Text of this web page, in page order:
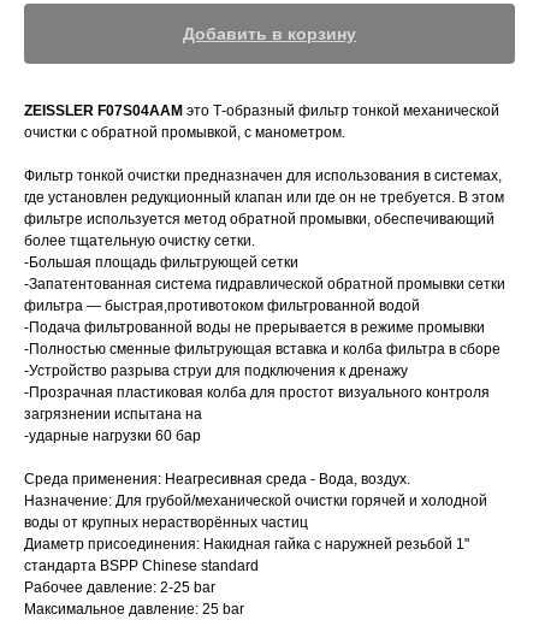
Добавить в корзину
ZEISSLER F07S04AAM это Т-образный фильтр тонкой механической
очистки с обратной промывкой, с манометром.
Фильтр тонкой очистки предназначен для использования в системах,
где установлен редукционный клапан или где он не требуется. В этом
фильтре используется метод обратной промывки, обеспечивающий
более тщательную очистку сетки.
-Большая площадь фильтрующей сетки
-Запатентованная система гидравлической обратной промывки сетки
фильтра — быстрая,противотоком фильтрованной водой
-Подача фильтрованной воды не прерывается в режиме промывки
-Полностью сменные фильтрующая вставка и колба фильтра в сборе
-Устройство разрыва струи для подключения к дренажу
-Прозрачная пластиковая колба для простот визуального контроля
загрязнении испытана на
-ударные нагрузки 60 бар
Среда применения: Неагресивная среда - Вода, воздух.
Назначение: Для грубой/механической очистки горячей и холодной
воды от крупных нерастворённых частиц
Диаметр присоединения: Накидная гайка с наружней резьбой 1"
стандарта BSPP Chinese standard
Рабочее давление: 2-25 bar
Максимальное давление: 25 bar